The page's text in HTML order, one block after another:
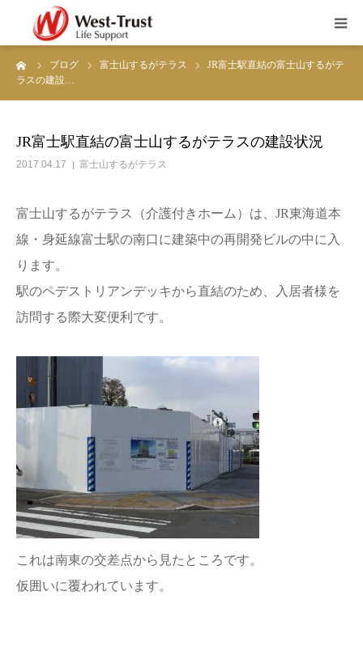
ブログ 富士山するがテラス
JR富士駅直結の富士山するがテ
ラスの建設…
JR富士駅直結の富士山するがテラスの建設状況
2017.04.17 富士山するがテラス
富士山するがテラス（介護付きホーム）は、JR東海道本
線・身延線富士駅の南口に建築中の再開発ビルの中に入
ります。
駅のペデストリアンデッキから直結のため、入居者様を
訪問する際大変便利です。
これは南東の交差点から見たところです。
仮囲いに覆われています。
富士山するがテラス
ブログ
お知らせ
会社概要